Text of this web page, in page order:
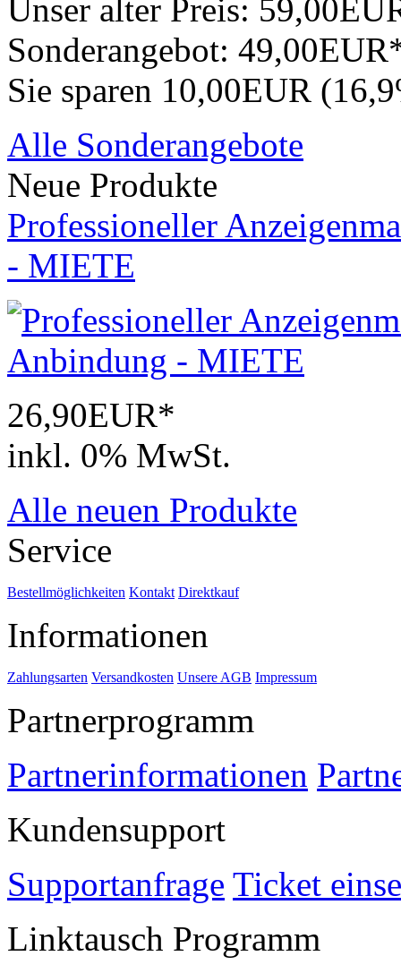
Unser alter Preis:
Sonderangebot:
Sie sparen 10,00EUR
Alle Sonderangebote
Neue Produkte
Professioneller
- MIETE
26,90EUR*
inkl. 0% MwSt.
Alle neuen Produkte
Service
Bestellmöglichkeiten Kontakt Direktkauf
Informationen
Zahlungsarten Versandkosten Unsere AGB Impressum
Partnerprogramm
Partnerinformationen
Kundensupport
Supportanfrage Ticket
Linktausch Programm